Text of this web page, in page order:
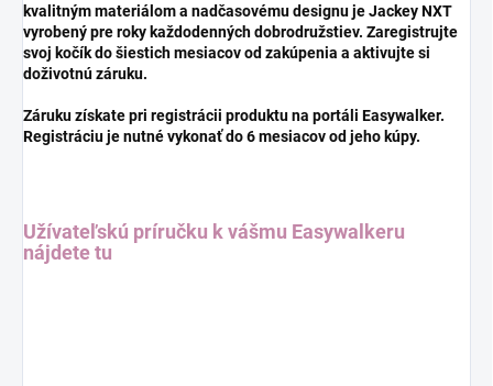
kvalitným materiálom a nadčasovému designu je Jackey NXT
vyrobený pre roky každodenných dobrodružstiev. Zaregistrujte
svoj kočík do šiestich mesiacov od zakúpenia a aktivujte si
doživotnú záruku.
Záruku získate pri registrácii produktu na portáli Easywalker.
Registráciu je nutné vykonať do 6 mesiacov od jeho kúpy.
Užívateľskú príručku k vášmu Easywalkeru
nájdete tu